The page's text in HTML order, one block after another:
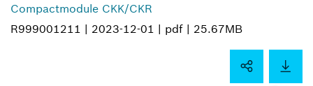
Compactmodule CKK/CKR
R999001211 | 2023-12-01 | pdf | 25.67MB